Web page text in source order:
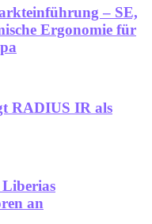
– SE,
Ergonomie für
RADIUS IR als
Liberias
an